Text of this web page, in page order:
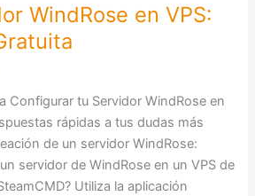
WindRose en VPS:
Configurar tu Servidor WindRose en
rápidas a tus dudas más
de un servidor WindRose:
servidor de WindRose en un VPS de
Utiliza la aplicación